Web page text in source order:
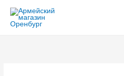
Перейти
содержимому